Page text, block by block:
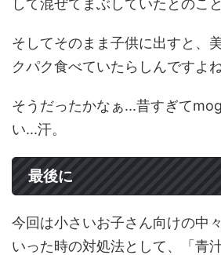
そしてそのまま子供に出すと、
クパク食べていたらしんですよね
そうだったかなぁ...昔すぎて
い...汗。
最後に
今回は小さいお子さん向けの中
いった時の対処法として、「青